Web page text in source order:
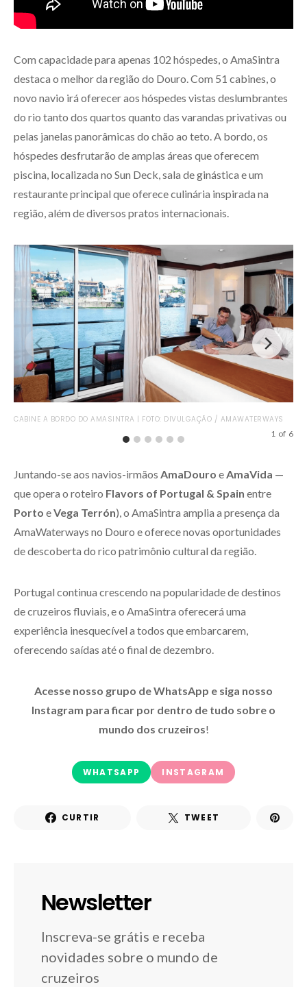
Com capacidade para apenas 102 hóspedes, o AmaSintra
destaca o melhor da região do Douro. Com 51 cabines, o
novo navio irá oferecer aos hóspedes vistas deslumbrantes
do rio tanto dos quartos quanto das varandas privativas ou
pelas janelas panorâmicas do chão ao teto. A bordo, os
hóspedes desfrutarão de amplas áreas que oferecem
piscina, localizada no Sun Deck, sala de ginástica e um
restaurante principal que oferece culinária inspirada na
região, além de diversos pratos internacionais.
CABINE A BORDO DO AMASINTRA | FOTO: DIVULGAÇÃO / AMAWATERWAYS
1 of 6
Juntando-se aos navios-irmãos AmaDouro e AmaVida —
que opera o roteiro Flavors of Portugal & Spain entre
Porto eVega Terrón), o AmaSintra amplia a presença da
AmaWaterways no Douro e oferece novas oportunidades
de descoberta do rico patrimônio cultural da região.
Portugal continua crescendo na popularidade de destinos
de cruzeiros fluviais, e o AmaSintra oferecerá uma
experiência inesquecível a todos que embarcarem,
oferecendo saídas até o final de dezembro.
Acesse nosso grupo de WhatsApp e siga nosso
Instagram para ficar por dentro de tudo sobre o
mundo dos cruzeiros!
WHATSAPP INSTAGRAM
CURTIR TWEET
Newsletter
Inscreva-se grátis e receba
novidades sobre o mundo de
cruzeiros